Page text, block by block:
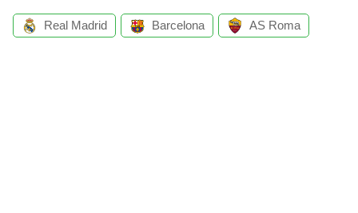
Real Madrid Barcelona AS Roma